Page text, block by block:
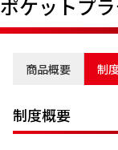
ポケットプ
商品概要 制
制度概要